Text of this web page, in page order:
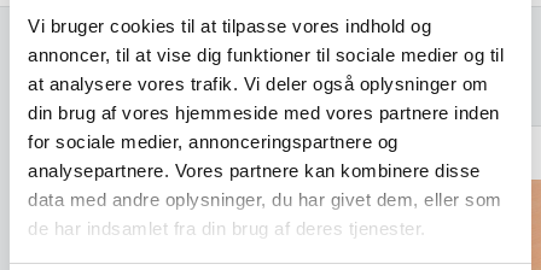
Vi bruger cookies til at tilpasse vores indhold og
annoncer, til at vise dig funktioner til sociale medier og til
at analysere vores trafik. Vi deler også oplysninger om
din brug af vores hjemmeside med vores partnere inden
for sociale medier, annonceringspartnere og
analysepartnere. Vores partnere kan kombinere disse
data med andre oplysninger, du har givet dem, eller som
de har indsamlet fra din brug af deres tjenester.
Relaterede varer